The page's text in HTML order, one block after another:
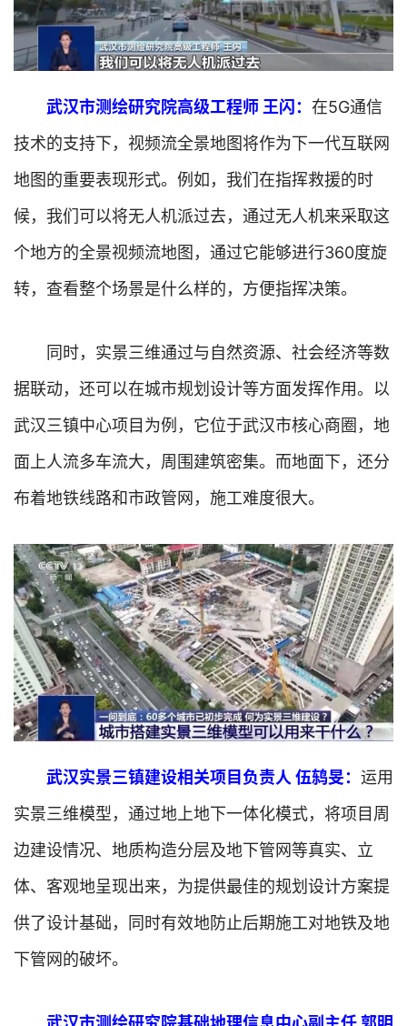
财
经
车
产
投
融
商
登录 注册
武汉市测绘研究院高级工程师 王闪： 在5G通信
技术的支持下，视频流全景地图将作为下一代互联网
地图的重要表现形式。例如，我们在指挥救援的时
候，我们可以将无人机派过去，通过无人机来采取这
个地方的全景视频流地图，通过它能够进行360度旋
转，查看整个场景是什么样的，方便指挥决策。
同时，实景三维通过与自然资源、社会经济等数
据联动，还可以在城市规划设计等方面发挥作用。以
武汉三镇中心项目为例，它位于武汉市核心商圈，地
面上人流多车流大，周围建筑密集。而地面下，还分
布着地铁线路和市政管网，施工难度很大。
武汉实景三镇建设相关项目负责人 伍鸫旻： 运用
实景三维模型，通过地上地下一体化模式，将项目周
边建设情况、地质构造分层及地下管网等真实、立
体、客观地呈现出来，为提供最佳的规划设计方案提
供了设计基础，同时有效地防止后期施工对地铁及地
下管网的破坏。